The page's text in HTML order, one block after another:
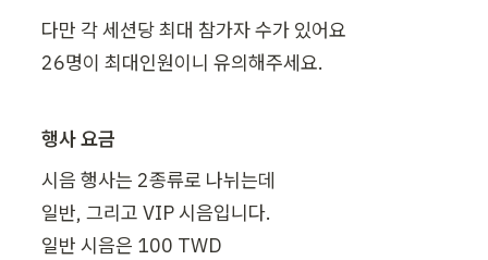
다만 각 세션당 최대 참가자 수가 있어요
26명이 최대인원이니 유의해주세요.
행사 요금
시음 행사는 2종류로 나뉘는데
일반, 그리고 VIP 시음입니다.
일반 시음은 100 TWD